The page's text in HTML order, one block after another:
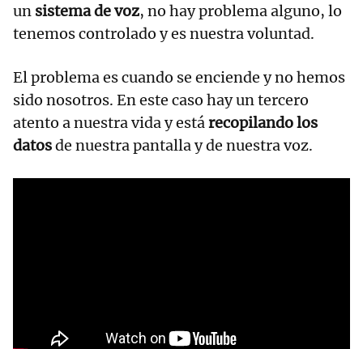
un sistema de voz, no hay problema alguno, lo
tenemos controlado y es nuestra voluntad.
El problema es cuando se enciende y no hemos
sido nosotros. En este caso hay un tercero
atento a nuestra vida y estárecopilando los
datosde nuestra pantalla y de nuestra voz.